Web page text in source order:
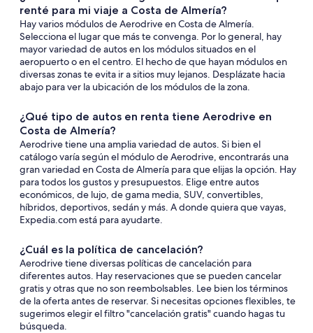
renté para mi viaje a Costa de Almería?
Hay varios módulos de Aerodrive en Costa de Almería.
Selecciona el lugar que más te convenga. Por lo general, hay
mayor variedad de autos en los módulos situados en el
aeropuerto o en el centro. El hecho de que hayan módulos en
diversas zonas te evita ir a sitios muy lejanos. Desplázate hacia
abajo para ver la ubicación de los módulos de la zona.
¿Qué tipo de autos en renta tiene Aerodrive en
Costa de Almería?
Aerodrive tiene una amplia variedad de autos. Si bien el
catálogo varía según el módulo de Aerodrive, encontrarás una
gran variedad en Costa de Almería para que elijas la opción. Hay
para todos los gustos y presupuestos. Elige entre autos
económicos, de lujo, de gama media, SUV, convertibles,
híbridos, deportivos, sedán y más. A donde quiera que vayas,
Expedia.com está para ayudarte.
¿Cuál es la política de cancelación?
Aerodrive tiene diversas políticas de cancelación para
diferentes autos. Hay reservaciones que se pueden cancelar
gratis y otras que no son reembolsables. Lee bien los términos
de la oferta antes de reservar. Si necesitas opciones flexibles, te
sugerimos elegir el filtro "cancelación gratis" cuando hagas tu
búsqueda.